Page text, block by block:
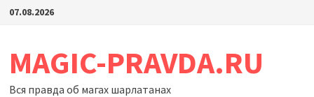
Перейти
07.08.2026
MAGIC-PRAVDA.RU
Вся правда об магах шарлатанах